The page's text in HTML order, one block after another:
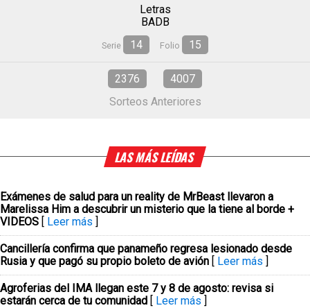
Letras
BADB
Serie 14 Folio 15
2376
4007
Sorteos Anteriores
LAS MÁS LEÍDAS
Exámenes de salud para un reality de MrBeast llevaron a
Marelissa Him a descubrir un misterio que la tiene al borde +
VIDEOS [ Leer más ]
Cancillería confirma que panameño regresa lesionado desde
Rusia y que pagó su propio boleto de avión [ Leer más ]
Agroferias del IMA llegan este 7 y 8 de agosto: revisa si
estarán cerca de tu comunidad [ Leer más ]